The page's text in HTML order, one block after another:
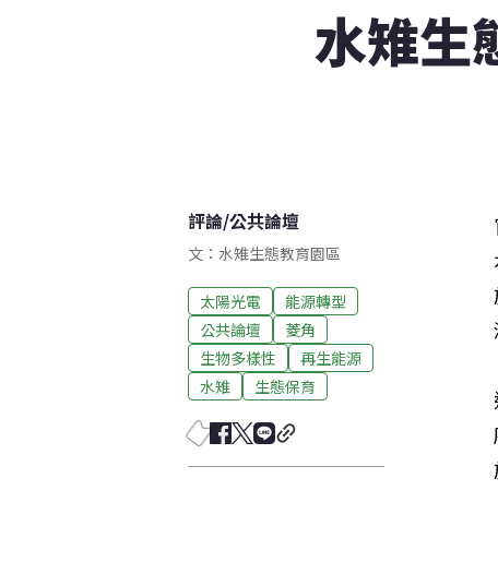
水雉生
評論/公共論壇
文：水雉生態教育園區
太陽光電
能源轉型
公共論壇
菱角
生物多樣性
再生能源
水雉
生態保育